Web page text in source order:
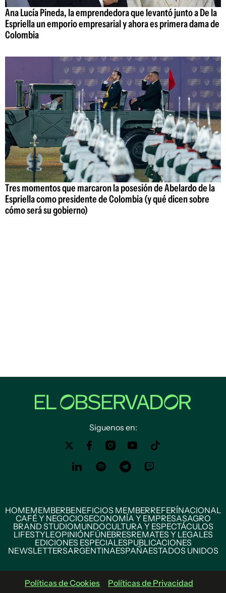
Ana Lucía Pineda, la emprendedora que levantó junto a De la
Espriella un emporio empresarial y ahora es primera dama de
Colombia
Tres momentos que marcaron la posesión de Abelardo de la
Espriella como presidente de Colombia (y qué dicen sobre
cómo será su gobierno)
Siguenos en:
HOMEMEMBERBENEFICIOS MEMBERREFERÍNACIONAL
CAFÉ Y NEGOCIOSECONOMÍA Y EMPRESASAGRO
BRAND STUDIOMUNDOCULTURA Y ESPECTÁCULOS
LIFESTYLEOPINIÓNFÚNEBRESREMATES Y LEGALES
EDICIONES ESPECIALESPUBLICACIONES
NEWSLETTERSARGENTINAESPAÑAESTADOS UNIDOS
Políticas de Cookies Políticas de Privacidad